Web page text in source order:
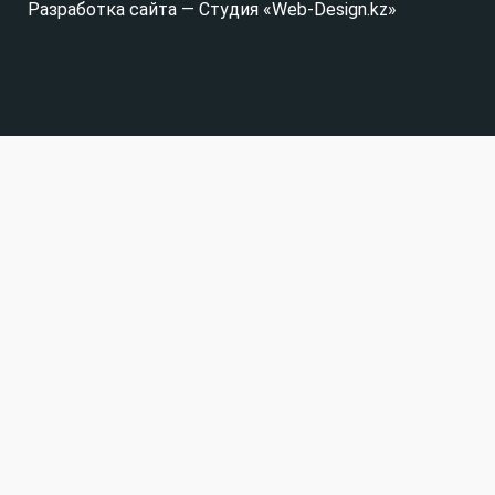
Разработка сайта — Студия «Web-Design.kz»